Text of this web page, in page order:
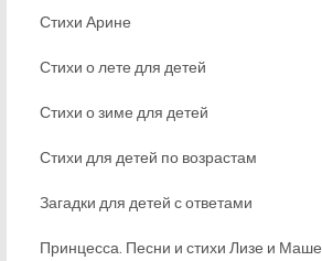
Стихи Арине
Стихи о лете для детей
Стихи о зиме для детей
Стихи для детей по возрастам
Загадки для детей с ответами
Принцесса. Песни и стихи Лизе и Маше